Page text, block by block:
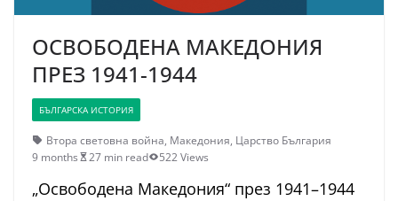
ОСВОБОДЕНА МАКЕДОНИЯ
ПРЕЗ 1941-1944
БЪЛГАРСКА ИСТОРИЯ
Втора световна война, Македония, Царство България
9 months
27 min read 522 Views
„Освободена Македония“ през 1941–1944